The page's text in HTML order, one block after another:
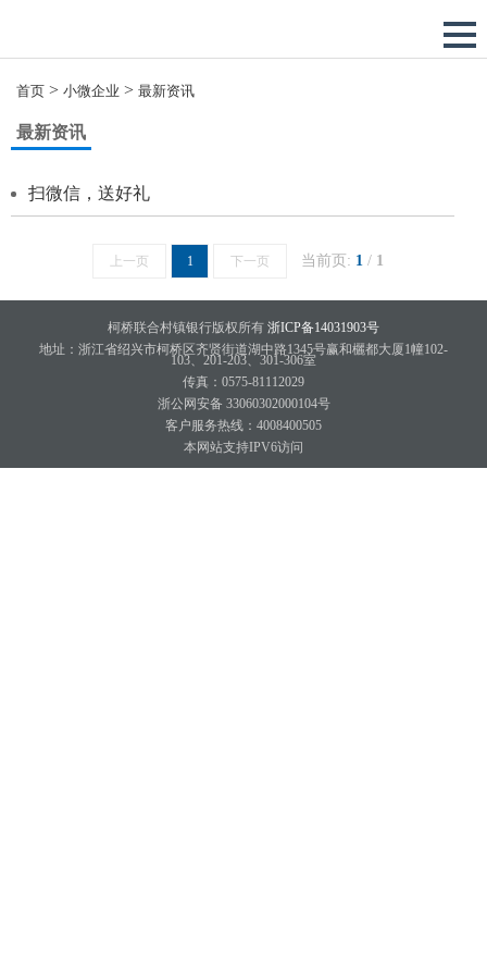
首页 > 小微企业 > 最新资讯
最新资讯
扫微信，送好礼
上一页 1 下一页 当前页: 1 / 1
柯桥联合村镇银行版权所有 浙ICP备14031903号
地址：浙江省绍兴市柯桥区齐贤街道湖中路1345号赢和欐都大厦1幢102-
103、201-203、301-306室
传真：0575-81112029
浙公网安备 33060302000104号
客户服务热线：4008400505
本网站支持IPV6访问